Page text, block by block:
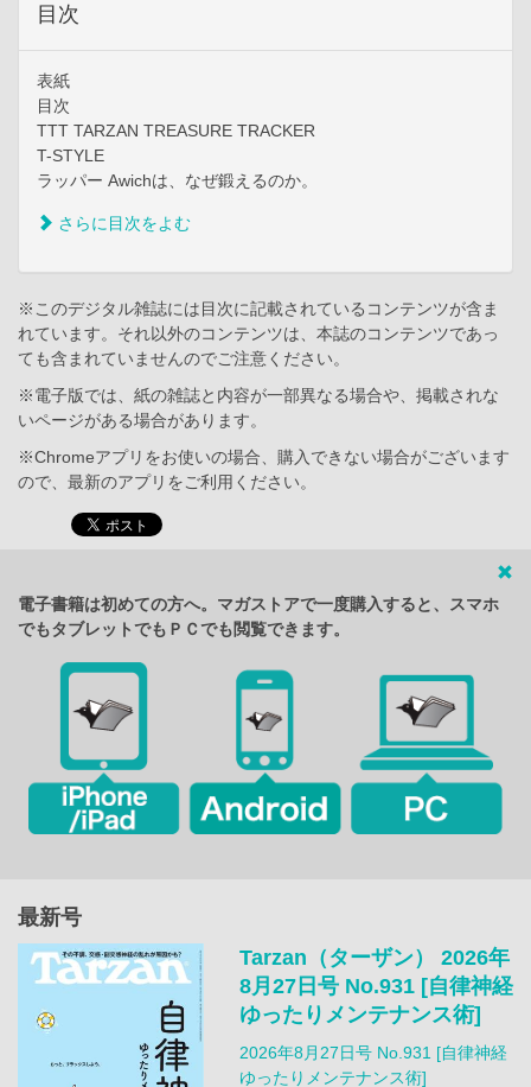
目次
表紙
目次
TTT TARZAN TREASURE TRACKER
T-STYLE
ラッパー Awichは、なぜ鍛えるのか。
さらに目次をよむ
※このデジタル雑誌には目次に記載されているコンテンツが含ま
れています。それ以外のコンテンツは、本誌のコンテンツであっ
ても含まれていませんのでご注意ください。
※電子版では、紙の雑誌と内容が一部異なる場合や、掲載されな
いページがある場合があります。
※Chromeアプリをお使いの場合、購入できない場合がございます
ので、最新のアプリをご利用ください。
電子書籍は初めての方へ。マガストアで一度購入すると、スマホ
でもタブレットでもＰＣでも閲覧できます。
最新号
Tarzan（ターザン） 2026年
8月27日号 No.931 [自律神経
ゆったりメンテナンス術]
2026年8月27日号 No.931 [自律神経
ゆったりメンテナンス術]